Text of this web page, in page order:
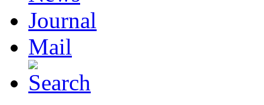
Journal
Mail